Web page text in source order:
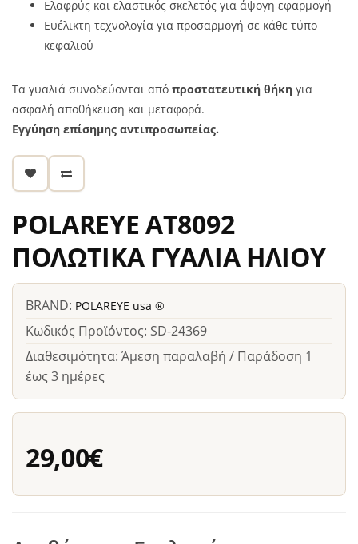
Ελαφρύς και ελαστικός σκελετός για άψογη εφαρμογή
Ευέλικτη τεχνολογία για προσαρμογή σε κάθε τύπο
κεφαλιού
Τα γυαλιά συνοδεύονται από προστατευτική θήκη για
ασφαλή αποθήκευση και μεταφορά.
Εγγύηση επίσημης αντιπροσωπείας.
POLAREYE AT8092
ΠΟΛΩΤΙΚΑ ΓΥΑΛΙΑ ΗΛΙΟΥ
BRAND: POLAREYE usa ®
Κωδικός Προϊόντος: SD-24369
Διαθεσιμότητα: Άμεση παραλαβή / Παράδοση 1
έως 3 ημέρες
29,00€